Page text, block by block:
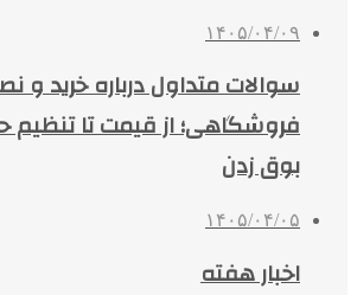
۱۴۰۵/۰۴/۰۹
سوالات متداول درباره خرید و
فروشگاهی؛ از قیمت تا
بوق زدن
۱۴۰۵/۰۴/۰۵
اخبار هفته